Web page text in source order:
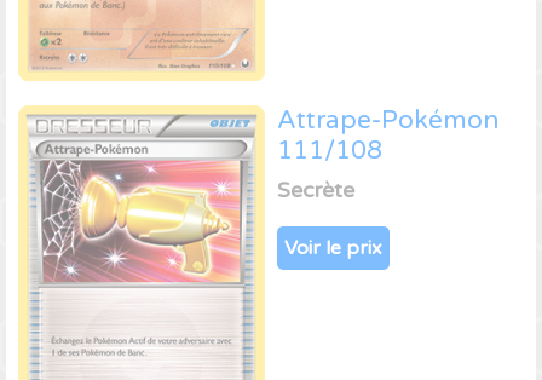
Attrape-Pokémon
111/108
Secrète
Voir le prix